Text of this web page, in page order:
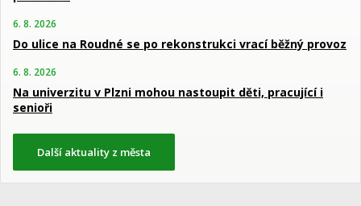
6. 8. 2026
Do ulice na Roudné se po rekonstrukci vrací běžný provoz
6. 8. 2026
Na univerzitu v Plzni mohou nastoupit děti, pracující i
senioři
Další aktuality z města